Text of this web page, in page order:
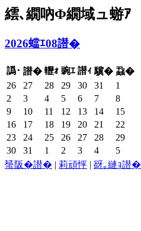
繧､繝吶Φ繝域ュ蝣ｱ
2026蟷ｴ08譛�
譌･ 譛� 轣ｫ 豌ｴ 譛ｨ 驥� 蝨�
26
27 28 29 30 31
1
2
3 4 5 6 7
8
9
10 11 12 13 14
15
16
17 18 19 20 21
22
23
24 25 26 27 28
29
30
31 1 2 3 4
5
蜑阪�譛� | 莉頑怦 | 谺｡縺ｮ譛�